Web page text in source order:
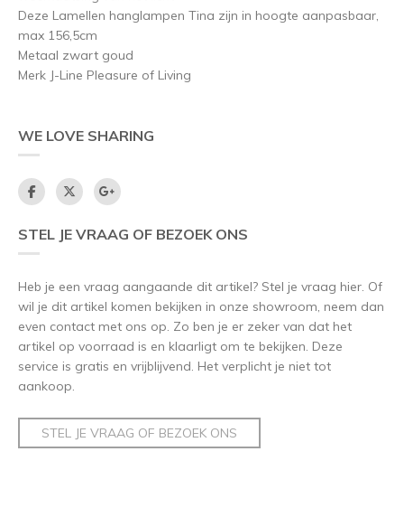
Deze Lamellen hanglampen Tina zijn in hoogte aanpasbaar,
max 156,5cm
Metaal zwart goud
Merk J-Line Pleasure of Living
WE LOVE SHARING
STEL JE VRAAG OF BEZOEK ONS
Heb je een vraag aangaande dit artikel? Stel je vraag hier. Of
wil je dit artikel komen bekijken in onze showroom, neem dan
even contact met ons op. Zo ben je er zeker van dat het
artikel op voorraad is en klaarligt om te bekijken. Deze
service is gratis en vrijblijvend. Het verplicht je niet tot
aankoop.
STEL JE VRAAG OF BEZOEK ONS